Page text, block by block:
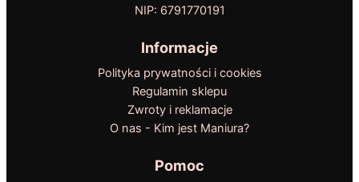
NIP: 6791770191
Informacje
Polityka prywatności i cookies
Regulamin sklepu
Zwroty i reklamacje
O nas - Kim jest Maniura?
Pomoc